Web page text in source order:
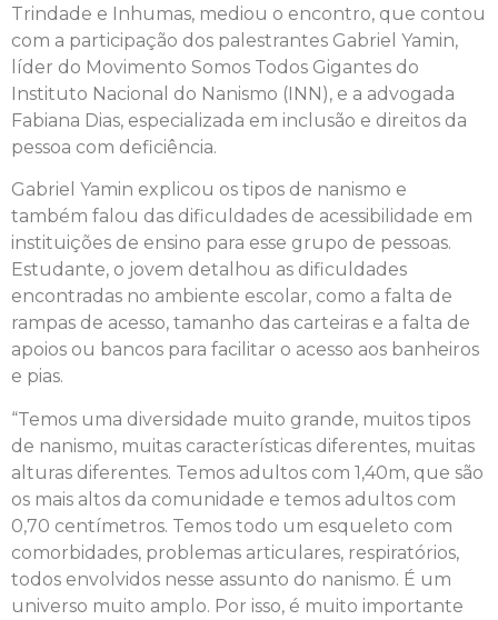
Trindade e Inhumas, mediou o encontro, que contou
com a participação dos palestrantes Gabriel Yamin,
líder do Movimento Somos Todos Gigantes do
Instituto Nacional do Nanismo (INN), e a advogada
Fabiana Dias, especializada em inclusão e direitos da
pessoa com deficiência.
Gabriel Yamin explicou os tipos de nanismo e
também falou das dificuldades de acessibilidade em
instituições de ensino para esse grupo de pessoas.
Estudante, o jovem detalhou as dificuldades
encontradas no ambiente escolar, como a falta de
rampas de acesso, tamanho das carteiras e a falta de
apoios ou bancos para facilitar o acesso aos banheiros
e pias.
“Temos uma diversidade muito grande, muitos tipos
de nanismo, muitas características diferentes, muitas
alturas diferentes. Temos adultos com 1,40m, que são
os mais altos da comunidade e temos adultos com
0,70 centímetros. Temos todo um esqueleto com
comorbidades, problemas articulares, respiratórios,
todos envolvidos nesse assunto do nanismo. É um
universo muito amplo. Por isso, é muito importante